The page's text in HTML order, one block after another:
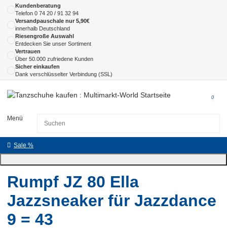
Kundenberatung
Telefon 0 74 20 / 91 32 94
Versandpauschale nur 5,90€
innerhalb Deutschland
Riesengroße Auswahl
Entdecken Sie unser Sortiment
Vertrauen
Über 50.000 zufriedene Kunden
Sicher einkaufen
Dank verschlüsselter Verbindung (SSL)
Menü
0
Sale %
Rumpf JZ 80 Ella
Jazzsneaker für Jazzdance
9 = 43